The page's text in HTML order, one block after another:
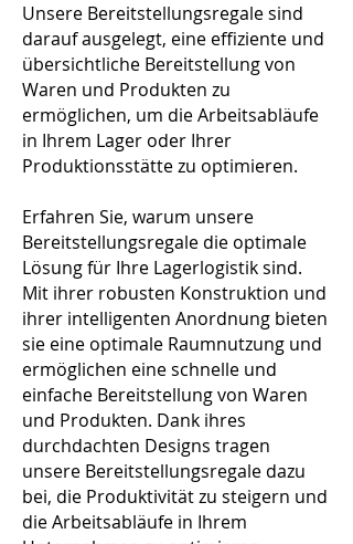
Unsere Bereitstellungsregale sind
darauf ausgelegt, eine effiziente und
übersichtliche Bereitstellung von
Waren und Produkten zu
ermöglichen, um die Arbeitsabläufe
in Ihrem Lager oder Ihrer
Produktionsstätte zu optimieren.
Erfahren Sie, warum unsere
Bereitstellungsregale die optimale
Lösung für Ihre Lagerlogistik sind.
Mit ihrer robusten Konstruktion und
ihrer intelligenten Anordnung bieten
sie eine optimale Raumnutzung und
ermöglichen eine schnelle und
einfache Bereitstellung von Waren
und Produkten. Dank ihres
durchdachten Designs tragen
unsere Bereitstellungsregale dazu
bei, die Produktivität zu steigern und
die Arbeitsabläufe in Ihrem